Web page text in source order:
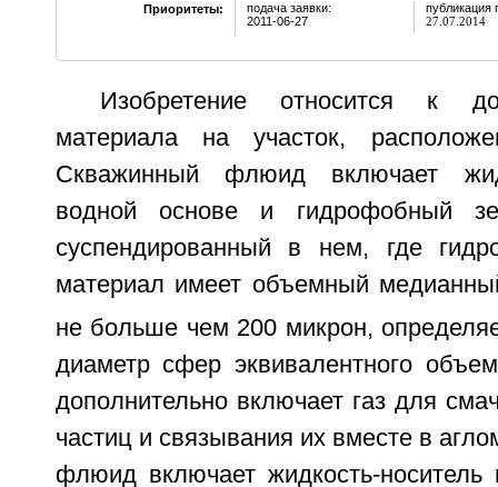
Приоритеты:
подача заявки:
2011-06-27
публикация
27.07.2014
Изобретение относится к
материала на участок,
Скважинный флюид включает
водной основе и гидрофобный
суспендированный в нем, где
материал имеет объемный
не больше чем 200 микрон,
диаметр сфер эквивалентного
дополнительно включает газ для
частиц и связывания их вместе в
флюид включает жидкость-